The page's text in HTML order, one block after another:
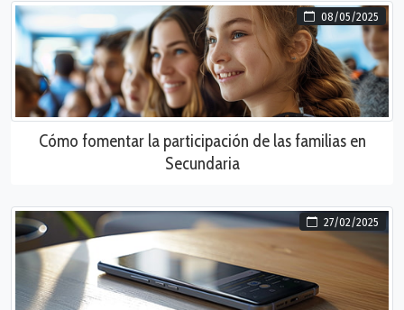
08/05/2025
Cómo fomentar la participación de las familias en
Secundaria
27/02/2025